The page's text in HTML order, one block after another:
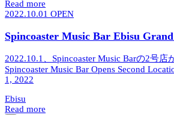
Read more
2022.10.01 OPEN
Spincoaster Music Bar Ebisu
2022.10.1、Spincoaster Music Barの2号店
Spincoaster Music Bar Opens Second
1, 2022
Ebisu
Read more